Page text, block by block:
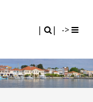
| | ->